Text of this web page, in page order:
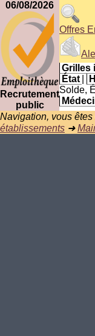
06/08/2026
Recrutement
public
Offres
Grilles
État
Solde,
Navigation, vous êtes
établissements ➜